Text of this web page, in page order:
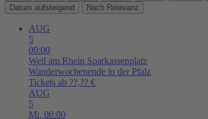
Datum aufsteigend
Nach Relevanz
AUG
5
00:00
Weil am Rhein Sparkassenplatz
Wanderwochenende in der Pfalz
Tickets ab ??,?? €
AUG
5
Mi, 00:00